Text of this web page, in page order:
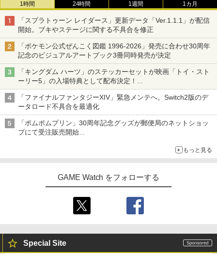
1時間 24時間 1週間 1カ月
「スプラトゥーン レイダース」更新データ「Ver.1.1.1」が配信
開始。ブキやステージに関する不具合を修正
「ポケモン公式ぜんこく図鑑 1996-2026」発売に合わせ30周年
記念のビジュアルアートブック3冊同時発売が決定
「キングダム ハーツ」のステッカーセットが映画「トイ・スト
ーリー5」の入場特典として配布決定！
本日8月7日より先着・数量限定で配布
「ファイナルファンタジーXIV」緊急メンテへ。Switch2版のデ
ータロード不具合を最適化
「ポムポムプリン」30周年記念グッズが郵便局のネットショッ
プにて受注販売開始
もっと見る
GAME Watch をフォローする
Special Site